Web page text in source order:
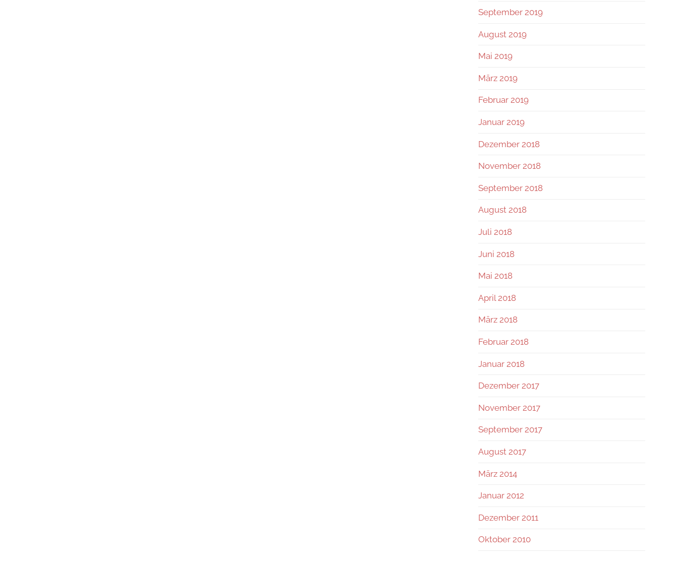
September 2019
August 2019
Mai 2019
März 2019
Februar 2019
Januar 2019
Dezember 2018
November 2018
September 2018
August 2018
Juli 2018
Juni 2018
Mai 2018
April 2018
März 2018
Februar 2018
Januar 2018
Dezember 2017
November 2017
September 2017
August 2017
März 2014
Januar 2012
Dezember 2011
Oktober 2010